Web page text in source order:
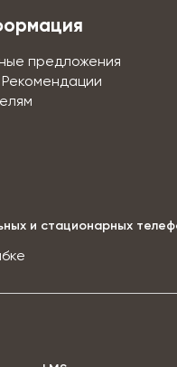
предложения
и стационарных